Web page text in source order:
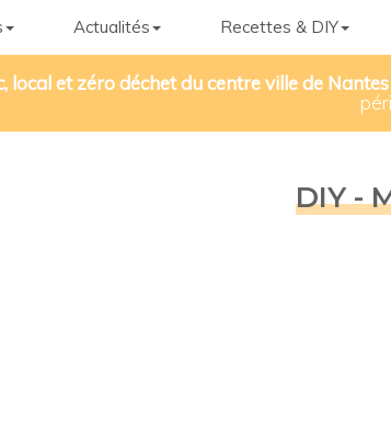
Actualités Recettes & DIY
et zéro déchet du centre ville de
DIY -